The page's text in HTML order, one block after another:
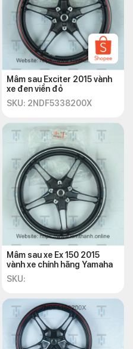
Mâm sau Exciter 2015 vành
xe đen viền đỏ
SKU: 2NDF5338200X
Mâm sau xe Ex 150 2015
vành xe chính hãng Yamaha
SKU: